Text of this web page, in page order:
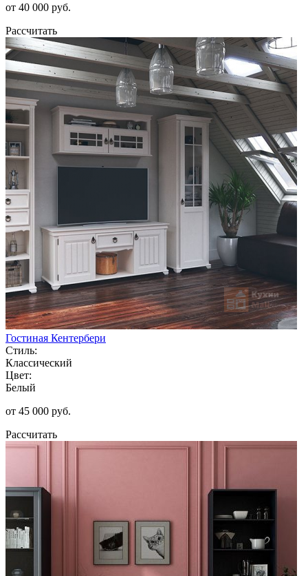
от 40 000 руб.
Рассчитать
Гостиная Кентербери
Стиль:
Классический
Цвет:
Белый
от 45 000 руб.
Рассчитать